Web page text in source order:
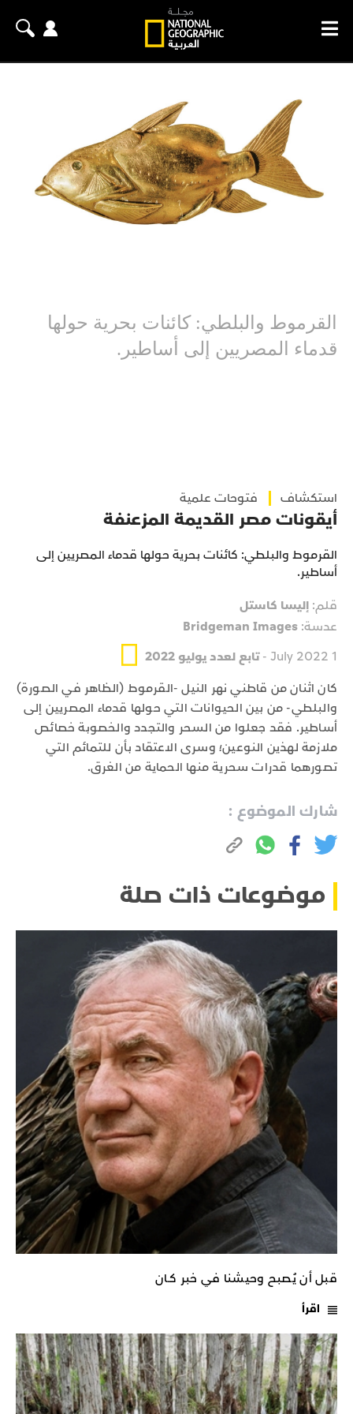
القرموط والبلطي: كائنات بحرية حولها
قدماء المصريين إلى أساطير.
استكشاف فتوحات علمية
أيقونات مصر القديمة المزعنفة
القرموط والبلطي: كائنات بحرية حولها قدماء المصريين إلى
أساطير.
قلم: إليسا كاستل
عدسة:
1 July 2022 -
تابع لعدد يوليو 2022
كان اثنان من قاطني نهر النيل -القرموط (الظاهر في الصورة)
والبلطي- من بين الحيوانات التي حولها قدماء المصريين إلى
أساطير. فقد جعلوا من السحر والتجدد والخصوبة خصائص
ملازمة لهذين النوعين؛ وسرى الاعتقاد بأن للتمائم التي
تصورهما قدرات سحرية منها الحماية من الغرق.
شارك الموضوع :
موضوعات ذات صلة
قبل أن يُصبح وحيشنا في خبر كـان
اقرأ